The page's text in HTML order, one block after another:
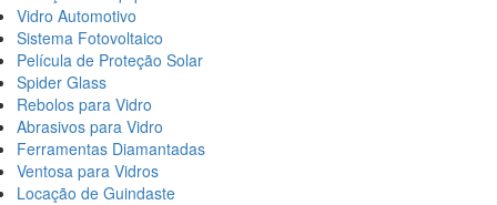
Vidro Automotivo
Sistema Fotovoltaico
Película de Proteção Solar
Spider Glass
Rebolos para Vidro
Abrasivos para Vidro
Ferramentas Diamantadas
Ventosa para Vidros
Locação de Guindaste